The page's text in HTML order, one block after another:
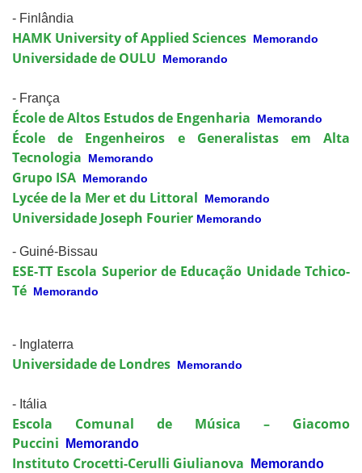
- Finlândia
HAMK University of Applied Sciences Memorando
Universidade de OULU Memorando
- França
École de Altos Estudos de Engenharia Memorando
École de Engenheiros e Generalistas em Alta
Tecnologia
Memorando
Grupo ISA Memorando
Lycée de la Mer et du Littoral Memorando
Universidade Joseph Fourier Memorando
- Guiné-Bissau
ESE-TT Escola Superior de Educação Unidade Tchico-
Té Memorando
- Inglaterra
Universidade de Londres Memorando
- Itália
Escola Comunal de Música – Giacomo
Puccini
Memorando
Instituto Crocetti-Cerulli Giulianova Memorando